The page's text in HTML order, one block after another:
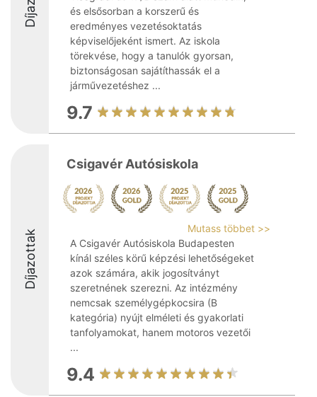
és elsősorban a korszerű és
eredményes vezetésoktatás
képviselőjeként ismert. Az iskola
törekvése, hogy a tanulók gyorsan,
biztonságosan sajátíthassák el a
járművezetéshez ...
9.7
Díjazottak
Csigavér Autósiskola
Mutass többet >>
A Csigavér Autósiskola Budapesten
kínál széles körű képzési lehetőségeket
azok számára, akik jogosítványt
szeretnének szerezni. Az intézmény
nemcsak személygépkocsira (B
kategória) nyújt elméleti és gyakorlati
tanfolyamokat, hanem motoros vezetői
...
9.4